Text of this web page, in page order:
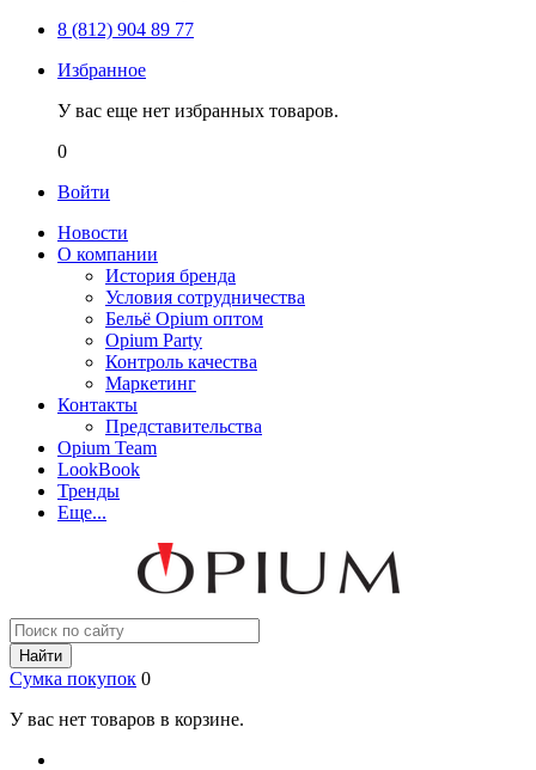
8 (812) 904 89 77
Избранное
У вас еще нет избранных товаров.
0
Войти
Новости
О компании
История бренда
Условия сотрудничества
Бельё Opium оптом
Opium Party
Контроль качества
Маркетинг
Контакты
Представительства
Opium Team
LookBook
Тренды
Еще...
Найти
Сумка покупок 0
У вас нет товаров в корзине.